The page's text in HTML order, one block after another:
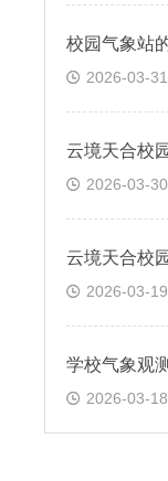
2026-03-31
2026-03-30
2026-03-19
2026-03-18